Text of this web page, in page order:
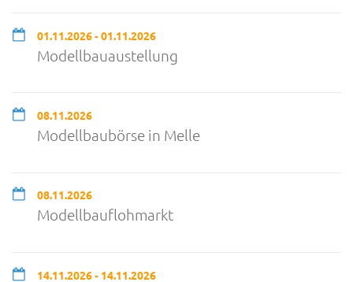
01.11.2026 - 01.11.2026
Modellbauaustellung
08.11.2026
Modellbaubörse in Melle
08.11.2026
Modellbauflohmarkt
14.11.2026 - 14.11.2026